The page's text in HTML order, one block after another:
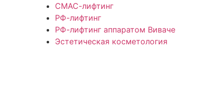
СМАС-лифтинг
РФ-лифтинг
РФ-лифтинг аппаратом Виваче
Эстетическая косметология